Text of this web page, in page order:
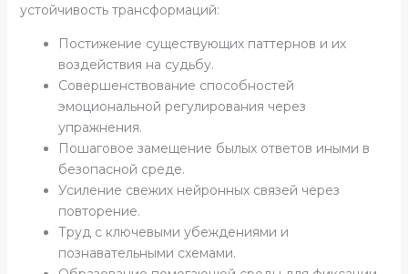
устойчивость трансформаций:
Постижение существующих паттернов и их
воздействия на судьбу.
Совершенствование способностей
эмоциональной регулирования через
упражнения.
Пошаговое замещение былых ответов иными в
безопасной среде.
Усиление свежих нейронных связей через
повторение.
Труд с ключевыми убеждениями и
познавательными схемами.